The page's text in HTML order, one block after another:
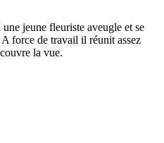
jeune fleuriste aveugle et se
force de travail il réunit assez
la vue.